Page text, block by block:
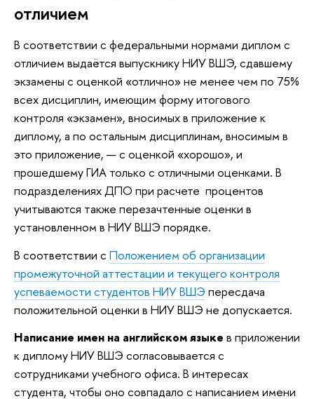
отличием
В соответствии с федеральными нормами диплом с
отличием выдаётся выпускнику НИУ ВШЭ, сдавшему
экзамены с оценкой «отлично» не менее чем по 75%
всех дисциплин, имеющим форму итогового
контроля «экзамен», вносимых в приложение к
диплому, а по остальным дисциплинам, вносимым в
это приложение, — с оценкой «хорошо», и
прошедшему ГИА только с отличными оценками. В
подразделениях ДПО при расчете процентов
учитываются также перезачтенные оценки в
установленном в НИУ ВШЭ порядке.
В соответствии с Положением об организации
промежуточной аттестации и текущего контроля
успеваемости студентов НИУ ВШЭ пересдача
положительной оценки в НИУ ВШЭ не допускается.
Написание имен на английском языке в приложении
к диплому НИУ ВШЭ согласовывается с
сотрудниками учебного офиса. В интересах
студента, чтобы оно совпадало с написанием имени